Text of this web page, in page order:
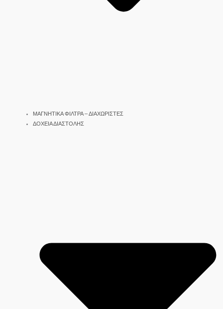
ΜΑΓΝΗΤΙΚΑ ΦΙΛΤΡΑ – ΔΙΑΧΩΡΙΣΤΕΣ
ΔΟΧΕΙΑ ΔΙΑΣΤΟΛΗΣ